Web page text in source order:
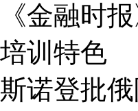
《金融时
培训特色
斯诺登批